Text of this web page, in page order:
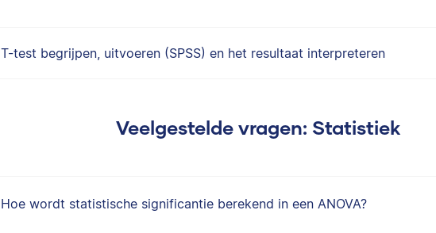
T-test begrijpen, uitvoeren (SPSS) en het resultaat interpreteren
Veelgestelde vragen: Statistiek
Hoe wordt statistische significantie berekend in een ANOVA?